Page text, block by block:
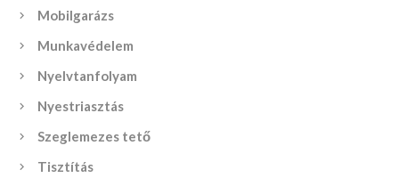
Mobilgarázs
Munkavédelem
Nyelvtanfolyam
Nyestriasztás
Szeglemezes tető
Tisztítás